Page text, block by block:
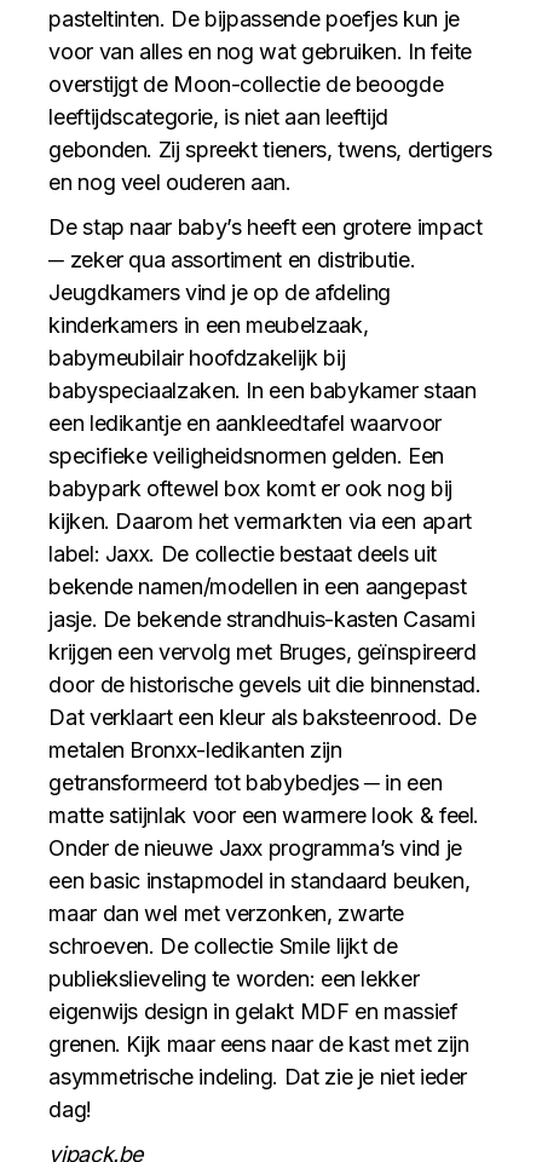
pasteltinten. De bijpassende poefjes kun je
voor van alles en nog wat gebruiken. In feite
overstijgt de Moon-collectie de beoogde
leeftijdscategorie, is niet aan leeftijd
gebonden. Zij spreekt tieners, twens, dertigers
en nog veel ouderen aan.
De stap naar baby’s heeft een grotere impact
─ zeker qua assortiment en distributie.
Jeugdkamers vind je op de afdeling
kinderkamers in een meubelzaak,
babymeubilair hoofdzakelijk bij
babyspeciaalzaken. In een babykamer staan
een ledikantje en aankleedtafel waarvoor
specifieke veiligheidsnormen gelden. Een
babypark oftewel box komt er ook nog bij
kijken. Daarom het vermarkten via een apart
label: Jaxx. De collectie bestaat deels uit
bekende namen/modellen in een aangepast
jasje. De bekende strandhuis-kasten Casami
krijgen een vervolg met Bruges, geïnspireerd
door de historische gevels uit die binnenstad.
Dat verklaart een kleur als baksteenrood. De
metalen Bronxx-ledikanten zijn
getransformeerd tot babybedjes ─ in een
matte satijnlak voor een warmere look & feel.
Onder de nieuwe Jaxx programma’s vind je
een basic instapmodel in standaard beuken,
maar dan wel met verzonken, zwarte
schroeven. De collectie Smile lijkt de
publiekslieveling te worden: een lekker
eigenwijs design in gelakt MDF en massief
grenen. Kijk maar eens naar de kast met zijn
asymmetrische indeling. Dat zie je niet ieder
dag!
vipack.be